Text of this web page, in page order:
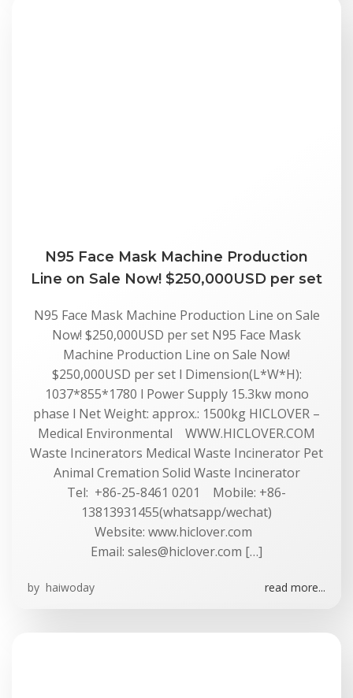
N95 Face Mask Machine Production
Line on Sale Now! $250,000USD per set
N95 Face Mask Machine Production Line on Sale
Now! $250,000USD per set N95 Face Mask
Machine Production Line on Sale Now!
$250,000USD per set l Dimension(L*W*H):
1037*855*1780 l Power Supply 15.3kw mono
phase l Net Weight: approx.: 1500kg HICLOVER –
Medical Environmental WWW.HICLOVER.COM
Waste Incinerators Medical Waste Incinerator Pet
Animal Cremation Solid Waste Incinerator
Tel: +86-25-8461 0201 Mobile: +86-
13813931455(whatsapp/wechat)
Website: www.hiclover.com
Email: sales@hiclover.com […]
by haiwoday read more...